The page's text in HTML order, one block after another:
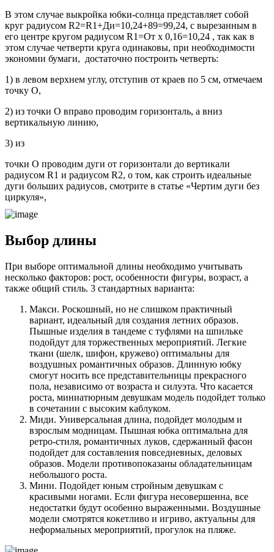
В этом случае выкройка юбки-солнца представляет собой
круг радиусом R2=R1+Ди=10,24+89=99,24, с вырезанным в
его центре кругом радиусом R1=От х 0,16=10,24 , так как в
этом случае четверти круга одинаковы, при необходимости
экономии бумаги, достаточно построить четверть:
1) в левом верхнем углу, отступив от краев по 5 см, отмечаем
точку О,
2) из точки О вправо проводим горизонталь, а вниз
вертикальную линию,
3) из
точки О проводим дуги от горизонтали до вертикали
радиусом R1 и радиусом R2, о том, как строить идеальные
дуги больших радиусов, смотрите в статье «Чертим дуги без
циркуля»,
Выбор длины
При выборе оптимальной длины необходимо учитывать
несколько факторов: рост, особенности фигуры, возраст, а
также общий стиль. 3 стандартных варианта:
Макси. Роскошный, но не слишком практичный
вариант, идеальный для создания летних образов.
Пышные изделия в тандеме с туфлями на шпильке
подойдут для торжественных мероприятий. Легкие
ткани (шелк, шифон, кружево) оптимальны для
воздушных романтичных образов. Длинную юбку
смогут носить все представительницы прекрасного
пола, независимо от возраста и силуэта. Что касается
роста, миниатюрным девушкам модель подойдет только
в сочетании с высоким каблуком.
Миди. Универсальная длина, подойдет молодым и
взрослым модницам. Пышная юбка оптимальна для
ретро-стиля, романтичных луков, сдержанный фасон
подойдет для составления повседневных, деловых
образов. Модели противопоказаны обладательницам
небольшого роста.
Мини. Подойдет юным стройным девушкам с
красивыми ногами. Если фигура несовершенна, все
недостатки будут особенно выраженными. Воздушные
модели смотрятся кокетливо и игриво, актуальны для
неформальных мероприятий, прогулок на пляже.